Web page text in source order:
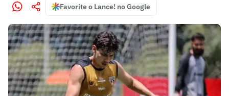
Favorite o Lance! no Google